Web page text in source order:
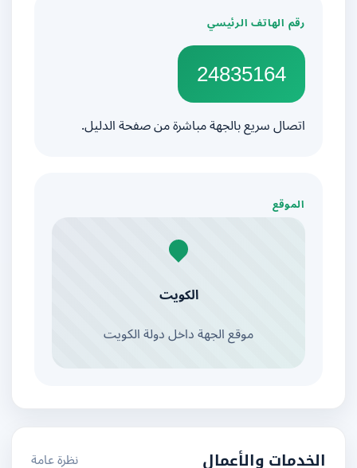
رقم الهاتف الرئيسي
24835164
اتصال سريع بالجهة مباشرة من صفحة الدليل.
الموقع
الكويت
موقع الجهة داخل دولة الكويت
الخدمات والأعمال نظرة عامة